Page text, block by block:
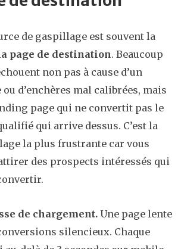
de gaspillage est souvent la
page de destination. Beaucoup
non pas à cause d’un
d’enchères mal calibrées, mais
page qui ne convertit pas le
qui arrive dessus. C’est la
la plus frustrante car vous
des prospects intéressés qui
de chargement. Une page lente
silencieux. Chaque